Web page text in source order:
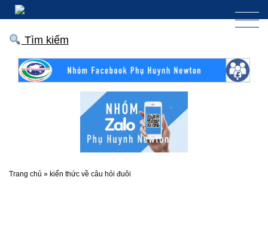
Tìm kiếm
Trang chủ » kiến thức về câu hỏi đuôi